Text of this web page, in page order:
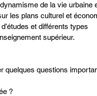
de la vie urbaine
les plans culturel et
et différents types
supérieur.
quelques questions
?